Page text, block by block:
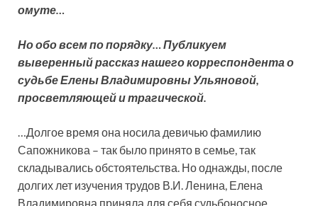
омуте…
Но обо всем по порядку… Публикуем
выверенный рассказ нашего корреспондента о
судьбе Елены Владимировны Ульяновой,
просветляющей и трагической.
…Долгое время она носила девичью фамилию
Сапожникова – так было принято в семье, так
складывались обстоятельства. Но однажды, после
долгих лет изучения трудов В.И. Ленина, Елена
Владимировна приняла для себя судьбоносное